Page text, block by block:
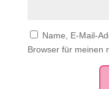
Name, E-Mail-
Browser für meinen